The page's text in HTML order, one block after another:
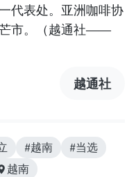
代表处。亚洲咖啡协
芒市。（越通社——
越通社
#越南
#当选
越南